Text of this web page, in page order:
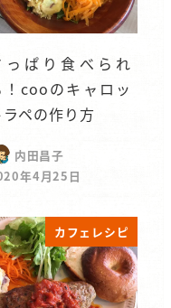
っぱり食べられ
！cooのキャロッ
ラペの作り方
内田昌子
年4月25日
カフェレシピ